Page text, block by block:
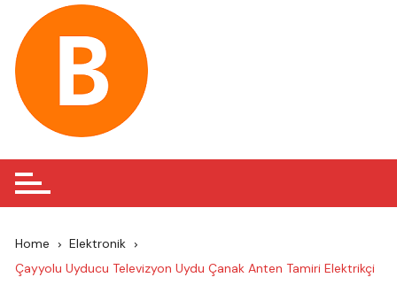
content
Home
Elektronik
Çayyolu Uyducu Televizyon Uydu Çanak Anten Tamiri Elektrikçi